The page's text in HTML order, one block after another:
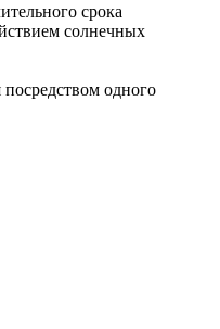
срока
солнечных
одного